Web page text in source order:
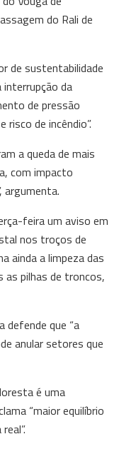
do Rali de
de sustentabilidade
interrupção da
de pressão
de incêndio”.
a queda de mais
com impacto
argumenta.
feira um aviso em
nos troços de
ainda a limpeza das
as pilhas de troncos,
defende que “a
anular setores que
é uma
“maior equilíbrio